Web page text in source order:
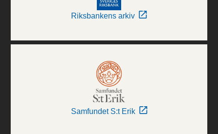
Riksbankens arkiv
Samfundet S:t Erik